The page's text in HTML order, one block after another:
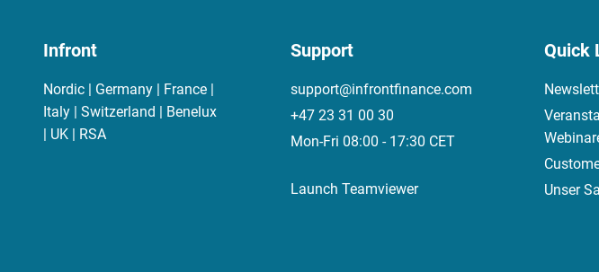
Infront
Nordic | Germany | France |
Italy | Switzerland | Benelux
| UK | RSA
Support
support@infrontfinance.com
+47 23 31 00 30
Mon-Fri 08:00 - 17:30 CET
Launch Teamviewer
Quick
Unser